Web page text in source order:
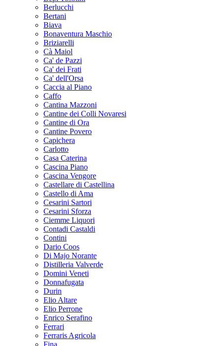
Berlucchi
Bertani
Biava
Bonaventura Maschio
Briziarelli
Cà Maiol
Ca' de Pazzi
Ca' dei Frati
Ca' dell'Orsa
Caccia al Piano
Caffo
Cantina Mazzoni
Cantine dei Colli Novaresi
Cantine di Ora
Cantine Povero
Capichera
Carlotto
Casa Caterina
Cascina Piano
Cascina Vengore
Castellare di Castellina
Castello di Ama
Cesarini Sartori
Cesarini Sforza
Ciemme Liquori
Contadi Castaldi
Contini
Dario Coos
Di Majo Norante
Distilleria Valverde
Domini Veneti
Donnafugata
Durin
Elio Altare
Elio Perrone
Enrico Serafino
Ferrari
Ferraris Agricola
Fina